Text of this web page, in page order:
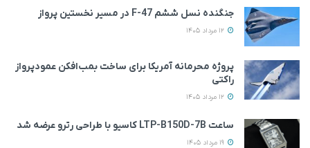
جنگنده نسل ششم F-47 در مسیر نخستین پرواز
پروژه محرمانه آمریکا برای ساخت بمب‌افکن عمودپرواز
راکتی
ساعت LTP-B150D-7B کاسیو با طراحی رترو عرضه شد